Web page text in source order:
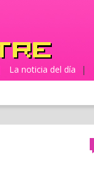
La noticia del día |